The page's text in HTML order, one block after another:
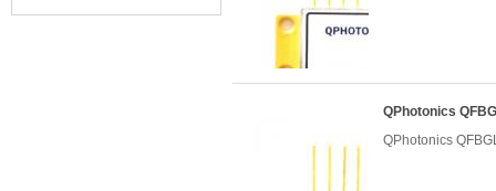
QPhotonics
QPhotonics